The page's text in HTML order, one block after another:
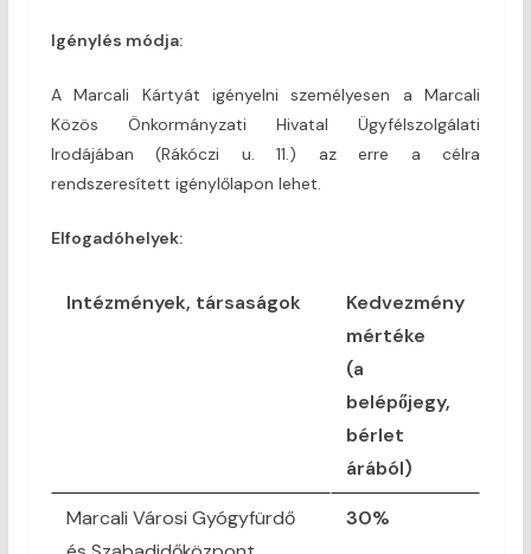
Igénylés módja:
A Marcali Kártyát igényelni személyesen a Marcali
Közös Önkormányzati Hivatal Ügyfélszolgálati
Irodájában (Rákóczi u. 11.) az erre a célra
rendszeresített igénylőlapon lehet.
Elfogadóhelyek:
Intézmények, társaságok
Kedvezmény
mértéke
(a
belépőjegy,
bérlet
árából)
Marcali Városi Gyógyfürdő
30%